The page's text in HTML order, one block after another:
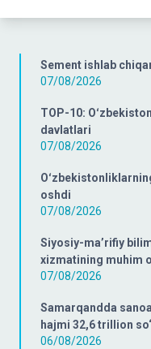
Sement ishlab
07/08/2026
TOP-10:
davlatlari
07/08/2026
oshdi
07/08/2026
Siyosiy-ma’rifiy
xizmatining muhim
07/08/2026
Samarqandda
hajmi 32,6 trillion
06/08/2026